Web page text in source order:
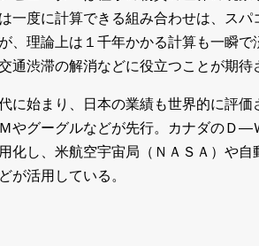
一度に計算できる組み合わせは、スパ
、理論上は１千年かかる計算も一瞬で
通渋滞の解消などに役立つことが期待
始まり、日本の業績も世界的に評価
やグーグルなどが先行。カナダのＤ―
化し、米航空宇宙局（ＮＡＳＡ）や自
が活用している。